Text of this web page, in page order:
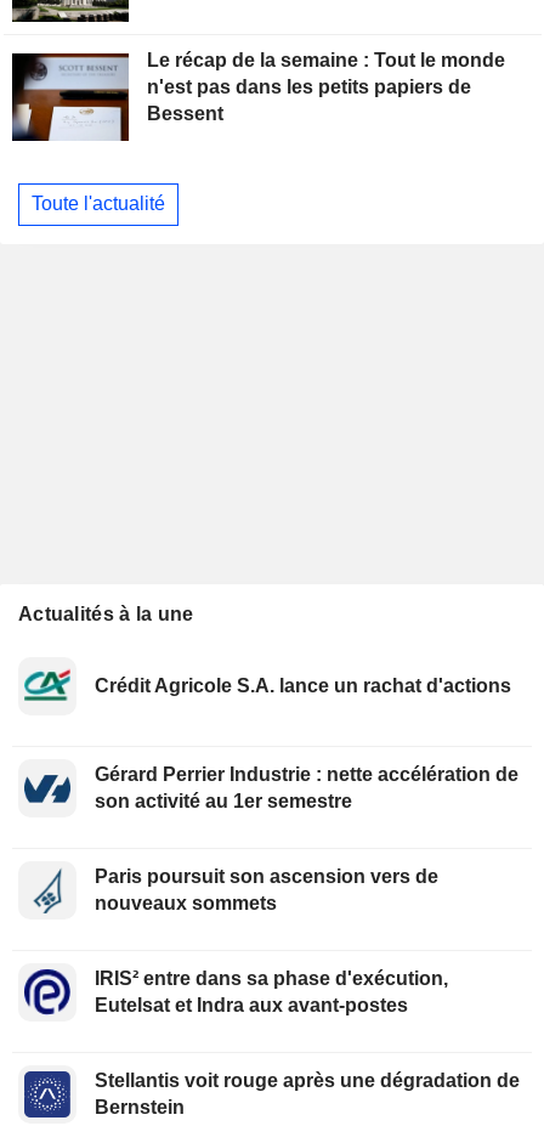
Le récap de la semaine : Tout le monde
n'est pas dans les petits papiers de
Bessent
Toute l'actualité
Actualités à la une
Crédit Agricole S.A. lance un rachat d'actions
Gérard Perrier Industrie : nette accélération de
son activité au 1er semestre
Paris poursuit son ascension vers de
nouveaux sommets
IRIS² entre dans sa phase d'exécution,
Eutelsat et Indra aux avant-postes
Stellantis voit rouge après une dégradation de
Bernstein